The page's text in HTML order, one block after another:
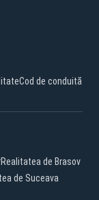
Cod de conduită
Realitatea de Brasov
de Suceava